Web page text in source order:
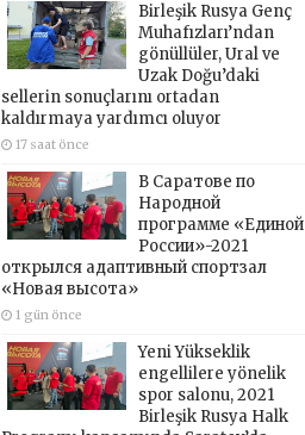
Birleşik Rusya Genç
Muhafızları’ndan
gönüllüler, Ural ve
Uzak Doğu’daki
sellerin sonuçlarını ortadan
kaldırmaya yardımcı oluyor
17 saat önce
В Саратове по
Народной
программе «Единой
России»-2021
открылся адаптивный спортзал
«Новая высота»
1 gün önce
Yeni Yükseklik
engellilere yönelik
spor salonu, 2021
Birleşik Rusya Halk